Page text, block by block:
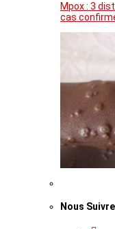
Mpox : 3
cas
Nous Suivre